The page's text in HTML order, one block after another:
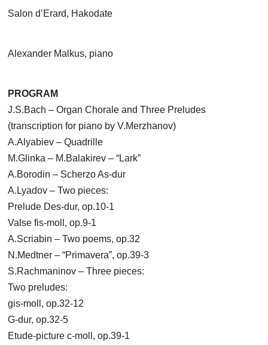
Salon d’Erard, Hakodate
Alexander Malkus, piano
PROGRAM
J.S.Bach – Organ Chorale and Three Preludes
(transcription for piano by V.Merzhanov)
A.Alyabiev – Quadrille
M.Glinka – M.Balakirev – “Lark”
A.Borodin – Scherzo As-dur
A.Lyadov – Two pieces:
Prelude Des-dur, op.10-1
Valse fis-moll, op.9-1
A.Scriabin – Two poems, op.32
N.Medtner – “Primavera”, op.39-3
S.Rachmaninov – Three pieces:
Two preludes:
gis-moll, op.32-12
G-dur, op.32-5
Etude-picture c-moll, op.39-1